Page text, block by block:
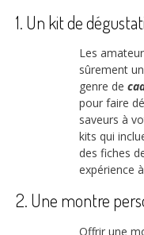
1. Un kit de
Les
sûrement
genre de
pour faire
saveurs à
kits qui
des fiches
expérience
2. Une montre
Offrir une